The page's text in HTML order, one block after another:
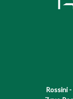
Rossini